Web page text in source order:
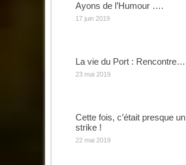
Ayons de l’Humour ….
17 juin 2019
La vie du Port : Rencontre…
23 mai 2019
Cette fois, c’était presque un
strike !
22 mai 2019